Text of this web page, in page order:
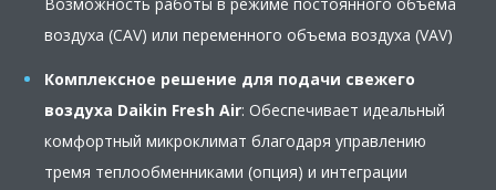
воздуха (CAV) или переменного объема воздуха (VAV)
Комплексное решение для подачи свежего
воздуха Daikin Fresh Air: Обеспечивает идеальный
комфортный микроклимат благодаря управлению
тремя теплообменниками (опция) и интеграции